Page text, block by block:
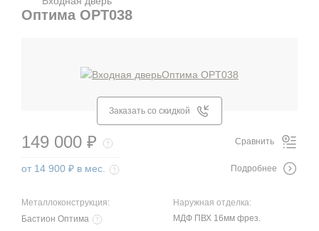
Оптима OPT038
Заказать со скидкой
Металлоконструкция:
Бастион Оптима
Наружная отделка:
МДФ ПВХ 16мм фрез.
149 000 ₽
от 14 900 ₽ в мес.
Сравнить
Подробнее